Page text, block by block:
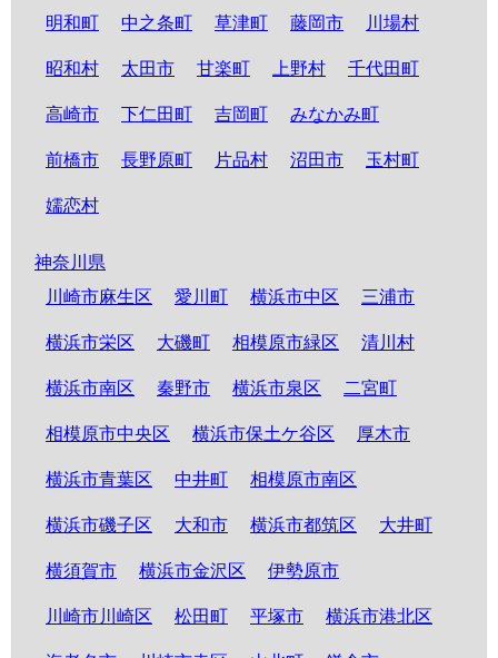
明和町 中之条町 草津町 藤岡市 川場村
昭和村 太田市 甘楽町 上野村 千代田町
高崎市 下仁田町 吉岡町 みなかみ町
前橋市 長野原町 片品村 沼田市 玉村町
嬬恋村
神奈川県
川崎市麻生区
愛川町 横浜市中区 三浦市
横浜市栄区 大磯町 相模原市緑区 清川村
横浜市南区 秦野市 横浜市泉区 二宮町
相模原市中央区 横浜市保土ケ谷区 厚木市
横浜市青葉区 中井町 相模原市南区
横浜市磯子区 大和市 横浜市都筑区 大井町
横須賀市 横浜市金沢区 伊勢原市
川崎市川崎区 松田町 平塚市 横浜市港北区